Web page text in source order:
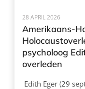
28 APRIL 2026
Amerikaans-
psycholoog
overleden
Edith Eger (29